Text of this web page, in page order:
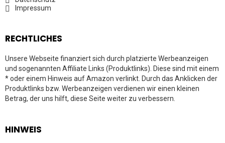
Impressum
RECHTLICHES
Unsere Webseite finanziert sich durch platzierte Werbeanzeigen
und sogenannten Affiliate Links (Produktlinks). Diese sind mit einem
* oder einem Hinweis auf Amazon verlinkt. Durch das Anklicken der
Produktlinks bzw. Werbeanzeigen verdienen wir einen kleinen
Betrag, der uns hilft, diese Seite weiter zu verbessern.
HINWEIS